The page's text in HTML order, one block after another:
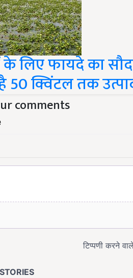
के लिए फायदे का
50 क्विंटल तक
comments